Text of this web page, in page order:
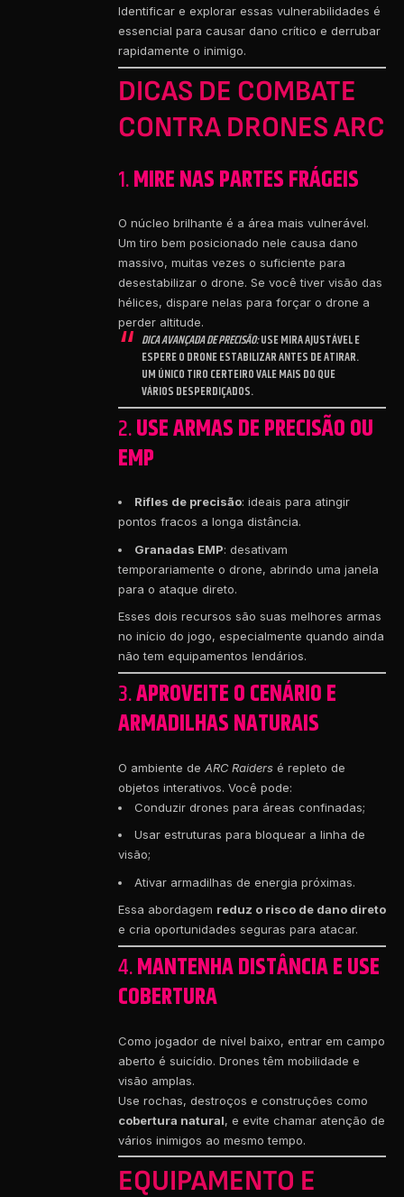
Identificar e explorar essas vulnerabilidades é
essencial para causar dano crítico e derrubar
rapidamente o inimigo.
DICAS DE COMBATE
CONTRA DRONES ARC
1.MIRE NAS PARTES FRÁGEIS
O núcleo brilhante é a área mais vulnerável.
Um tiro bem posicionado nele causa dano
massivo, muitas vezes o suficiente para
desestabilizar o drone. Se você tiver visão das
hélices, dispare nelas para forçar o drone a
perder altitude.
DICA AVANÇADA DE PRECISÃO:USE MIRA AJUSTÁVEL E
ESPERE O DRONE ESTABILIZAR ANTES DE ATIRAR.
UM ÚNICO TIRO CERTEIRO VALE MAIS DO QUE
VÁRIOS DESPERDIÇADOS.
2.USE ARMAS DE PRECISÃO OU
EMP
Rifles de precisão: ideais para atingir
pontos fracos a longa distância.
Granadas EMP: desativam
temporariamente o drone, abrindo uma janela
para o ataque direto.
Esses dois recursos são suas melhores armas
no início do jogo, especialmente quando ainda
não tem equipamentos lendários.
3.APROVEITE O CENÁRIO E
ARMADILHAS NATURAIS
O ambiente de ARC Raiders é repleto de
objetos interativos. Você pode:
Conduzir drones para áreas confinadas;
Usar estruturas para bloquear a linha de
visão;
Ativar armadilhas de energia próximas.
Essa abordagem reduz o risco de dano direto
e cria oportunidades seguras para atacar.
4.MANTENHA DISTÂNCIA E USE
COBERTURA
Como jogador de nível baixo, entrar em campo
aberto é suicídio. Drones têm mobilidade e
visão amplas.
Use rochas, destroços e construções como
cobertura natural, e evite chamar atenção de
vários inimigos ao mesmo tempo.
EQUIPAMENTO E